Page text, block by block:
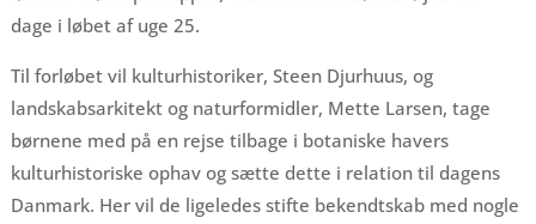
dage i løbet af uge 25.
Til forløbet vil kulturhistoriker, Steen Djurhuus, og
landskabsarkitekt og naturformidler, Mette Larsen, tage
børnene med på en rejse tilbage i botaniske havers
kulturhistoriske ophav og sætte dette i relation til dagens
Danmark. Her vil de ligeledes stifte bekendtskab med nogle